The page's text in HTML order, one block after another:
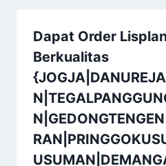
Dapat Order
Berkualitas